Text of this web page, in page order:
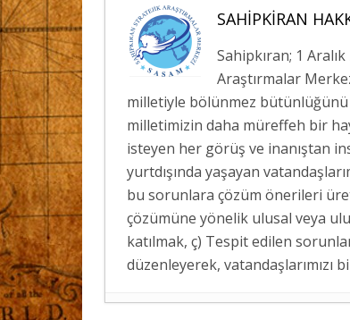
SAHIPKIRAN
Sahipkıran; 1
Araştırmalar
milletiyle bölünmez
milletimizin daha müreffeh bir
isteyen her görüş ve inanıştan
yurtdışında yaşayan
bu sorunlara çözüm önerileri
çözümüne yönelik ulusal veya
katılmak, ç) Tespit edilen
düzenleyerek, vatandaşlarımızı